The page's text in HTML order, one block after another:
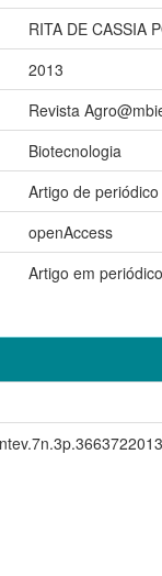
RITA DE CASSIA
2013
Revista
Biotecnologia
Artigo de periódico
openAccess
Artigo em